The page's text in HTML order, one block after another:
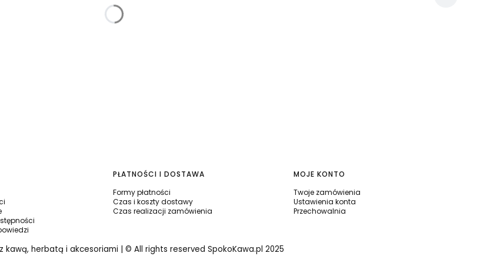
PŁATNOŚCI I DOSTAWA
Formy płatności
Czas i koszty dostawy
Czas realizacji zamówienia
MOJE KONTO
Twoje zamówienia
Ustawienia konta
Przechowalnia
kawą, herbatą i akcesoriami | © All rights reserved SpokoKawa.pl 2025